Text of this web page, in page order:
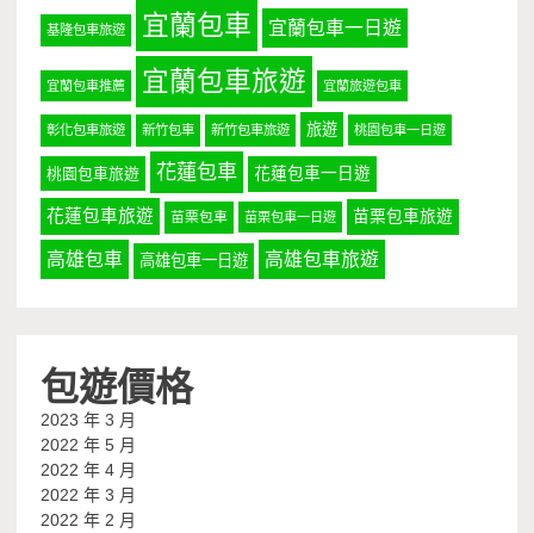
基隆包車旅遊 宜蘭包車 宜蘭包車一日遊
宜蘭包車推薦 宜蘭包車旅遊 宜蘭旅遊包車
彰化包車旅遊 新竹包車 新竹包車旅遊 旅遊 桃園包車一日遊
桃園包車旅遊 花蓮包車 花蓮包車一日遊
花蓮包車旅遊 苗栗包車 苗栗包車一日遊 苗栗包車旅遊
高雄包車 高雄包車一日遊 高雄包車旅遊
包遊價格
2023 年 3 月
2022 年 5 月
2022 年 4 月
2022 年 3 月
2022 年 2 月